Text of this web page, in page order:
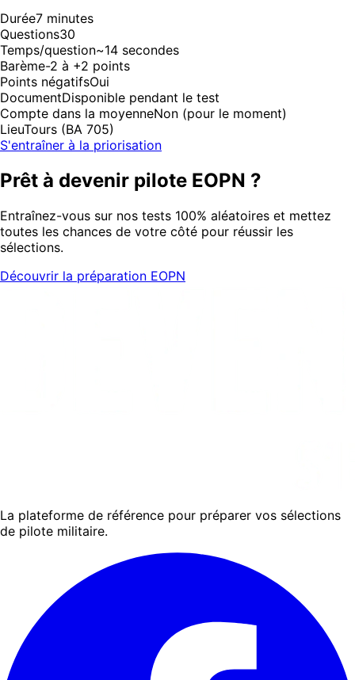
Durée7 minutes
Questions30
Temps/question~14 secondes
Barème-2 à +2 points
Points négatifsOui
DocumentDisponible pendant le test
Compte dans la moyenneNon (pour le moment)
LieuTours (BA 705)
S'entraîner à la priorisation
Prêt à devenir pilote EOPN ?
Entraînez-vous sur nos tests 100% aléatoires et mettez
toutes les chances de votre côté pour réussir les
sélections.
Découvrir la préparation EOPN
La plateforme de référence pour préparer vos sélections
de pilote militaire.